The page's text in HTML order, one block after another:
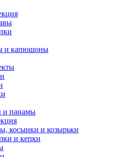
и капюшоны
панамы
косынки и козырьки
и кепки